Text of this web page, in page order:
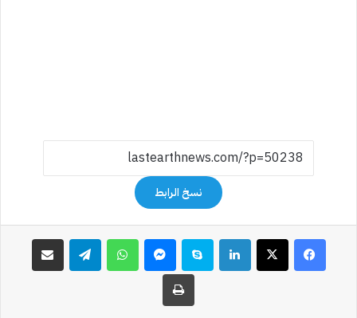
نسخ الرابط
فيسبوك‫X لينكدإن سكايب ماسنجر واتساب تيلقرام مشاركة عبر البريد
طباعة